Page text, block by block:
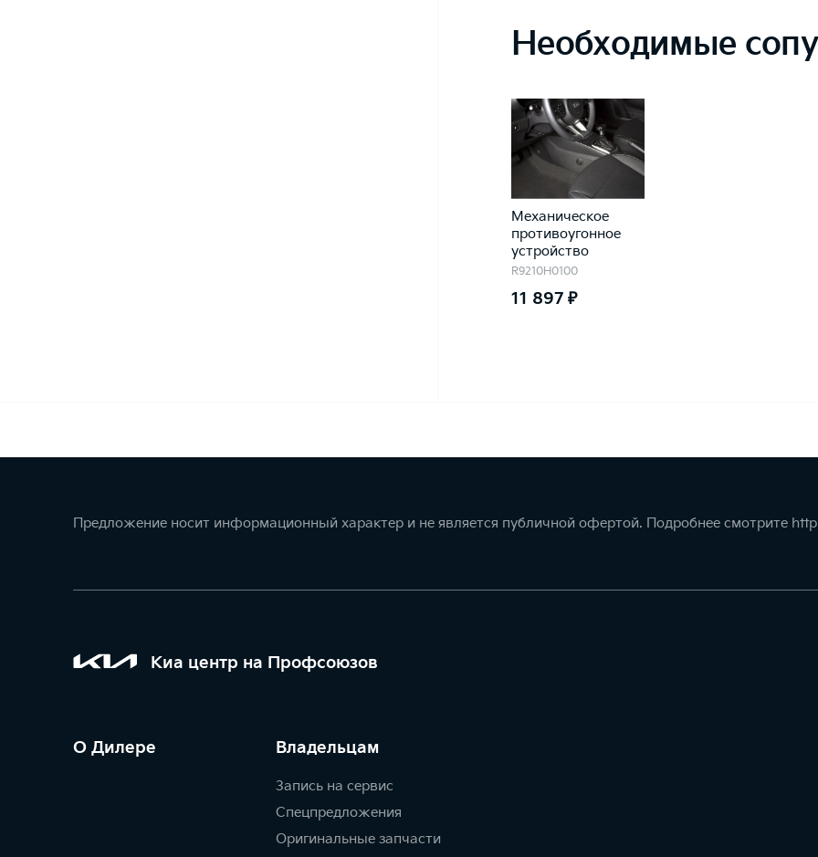
Необходимые
Механическое
противоугонное
устройство
R9210H0100
11 897 ₽
Предложение носит информационный характер и не является публичной офертой. Подробнее смотрите
Киа центр на Профсоюзов
О Дилере Владельцам
Запись на сервис
Спецпредложения
Оригинальные запчасти